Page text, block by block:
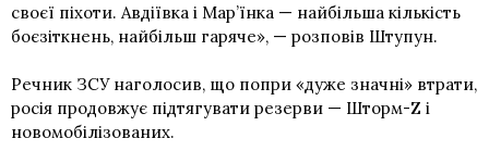
своєї піхоти. Авдіївка і Мар’їнка — найбільша кількість
боєзіткнень, найбільш гаряче», — розповів Штупун.
Речник ЗСУ наголосив, що попри «дуже значні» втрати,
росія продовжує підтягувати резерви — Шторм-Z і
новомобілізованих.